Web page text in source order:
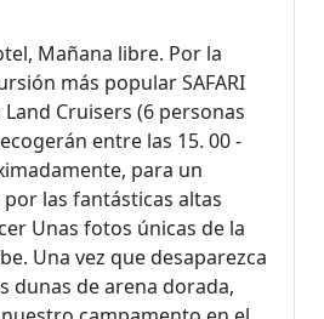
Mañana libre. Por la
más popular SAFARI
Cruisers (6 personas
entre las 15. 00 -
para un
las fantásticas altas
Unas fotos únicas de la
Una vez que desaparezca
dunas de arena dorada,